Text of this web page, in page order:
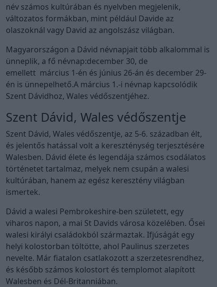
név számos kultúrában és nyelvben megjelenik,
változatos formákban, mint például Davide az
olaszoknál vagy David az angolszász világban.
Magyarországon a Dávid névnapjait több alkalommal is
ünneplik, a fő névnap:december 30, de
emellett március 1-én és június 26-án és december 29-
én is ünnepelhető.A március 1.-i névnap kapcsolódik
Szent Dávidhoz, Wales védőszentjéhez.
Szent Dávid, Wales védőszentje
Szent Dávid, Wales védőszentje, az 5-6. században élt,
és jelentős hatással volt a kereszténység terjesztésére
Walesben. Dávid élete és legendája számos csodálatos
történetet tartalmaz, melyek nem csupán a walesi
kultúrában, hanem az egész keresztény világban
ismertek.
Dávid a walesi Pembrokeshire-ben született, egy
viharos napon, a mai St Davids városa közelében. Ősei
walesi királyi családokból származtak. Ifjúságát egy
helyi kolostorban töltötte, ahol Paulinus szerzetes
nevelte. Már fiatalon csatlakozott a szerzetesrendhez,
és később számos kolostort és templomot alapított
Walesben és Dél-Britanniában.